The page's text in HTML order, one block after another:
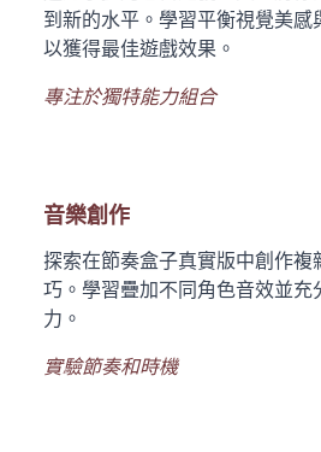
到新的水平。學習平衡視覺美感
以獲得最佳遊戲效果。
專注於獨特能力組合
音樂創作
探索在節奏盒子真實版中創作複
巧。學習疊加不同角色音效並充
力。
實驗節奏和時機